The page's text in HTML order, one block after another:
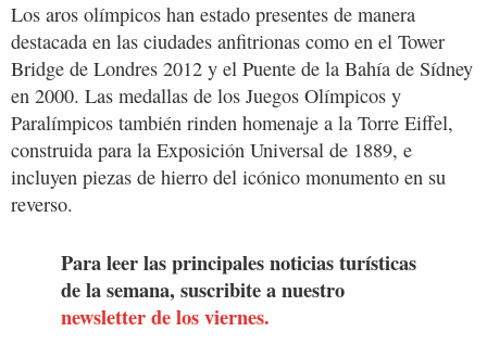
Los aros olímpicos han estado presentes de manera
destacada en las ciudades anfitrionas como en el Tower
Bridge de Londres 2012 y el Puente de la Bahía de Sídney
en 2000. Las medallas de los Juegos Olímpicos y
Paralímpicos también rinden homenaje a la Torre Eiffel,
construida para la Exposición Universal de 1889, e
incluyen piezas de hierro del icónico monumento en su
reverso.
Para leer las principales noticias turísticas
de la semana, suscribite a nuestro
newsletter de los viernes.